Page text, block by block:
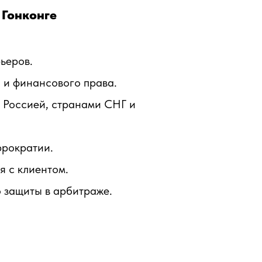
финансового права.
странами СНГ и
с клиентом.
в арбитраже.